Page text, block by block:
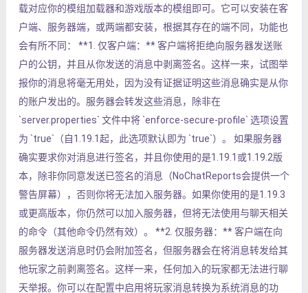
载对应你的模组加载器和游戏版本的模组即可。它可以安装在客
户端、服务器端，或两端都安装，根据其存在的端不同，功能也
会有所不同： **1. 仅客户端：** 客户端将拒绝向服务器发送账
户的公钥，并且从你发送的消息中剥离签名。这样一来，试图举
报你的消息将毫无用处，因为没有证据证明这些消息确实是从你
的账户发出的。服务器会转发这些消息，除非在
`server.properties` 文件中将 `enforce-secure-profile` 选项设置
为 `true`（自1.19.1起，此选项默认即为 `true`）。 如果服务器
确实要求你对消息进行签名，并且你使用的是1.19.1或1.19.2版
本，除非你同意发送已签名的消息（NoChatReports会提供一个
警告屏幕），否则你将无法加入服务器。如果你使用的是1.19.3
或更高版本，你仍然可以加入服务器，但将无法使用与聊天相关
的命令（其他命令仍然有效）。 **2. 仅服务器：** 客户端在向
服务器发送消息时仍会附加签名，但服务器会在将消息转发给其
他玩家之前剥离签名。这样一来，任何加入的玩家都无法进行聊
天举报。你可以在配置中启用将玩家消息转换为系统消息的功